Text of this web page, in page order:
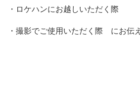
・ロケハンにお越しいただく際
・撮影でご使用いただく際 にお伝